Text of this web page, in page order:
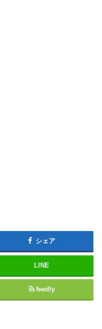
シェア
LINE
feedly